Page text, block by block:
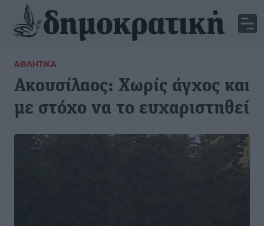
ΑΘΛΗΤΙΚΆ
Ακουσίλαος: Χωρίς άγχος και
με στόχο να το ευχαριστηθεί